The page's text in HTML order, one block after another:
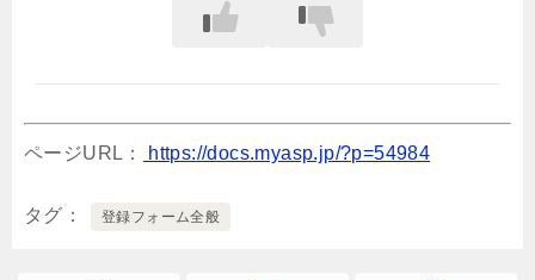
ページURL： https://docs.myasp.jp/?p=54984
タグ 登録フォーム全般